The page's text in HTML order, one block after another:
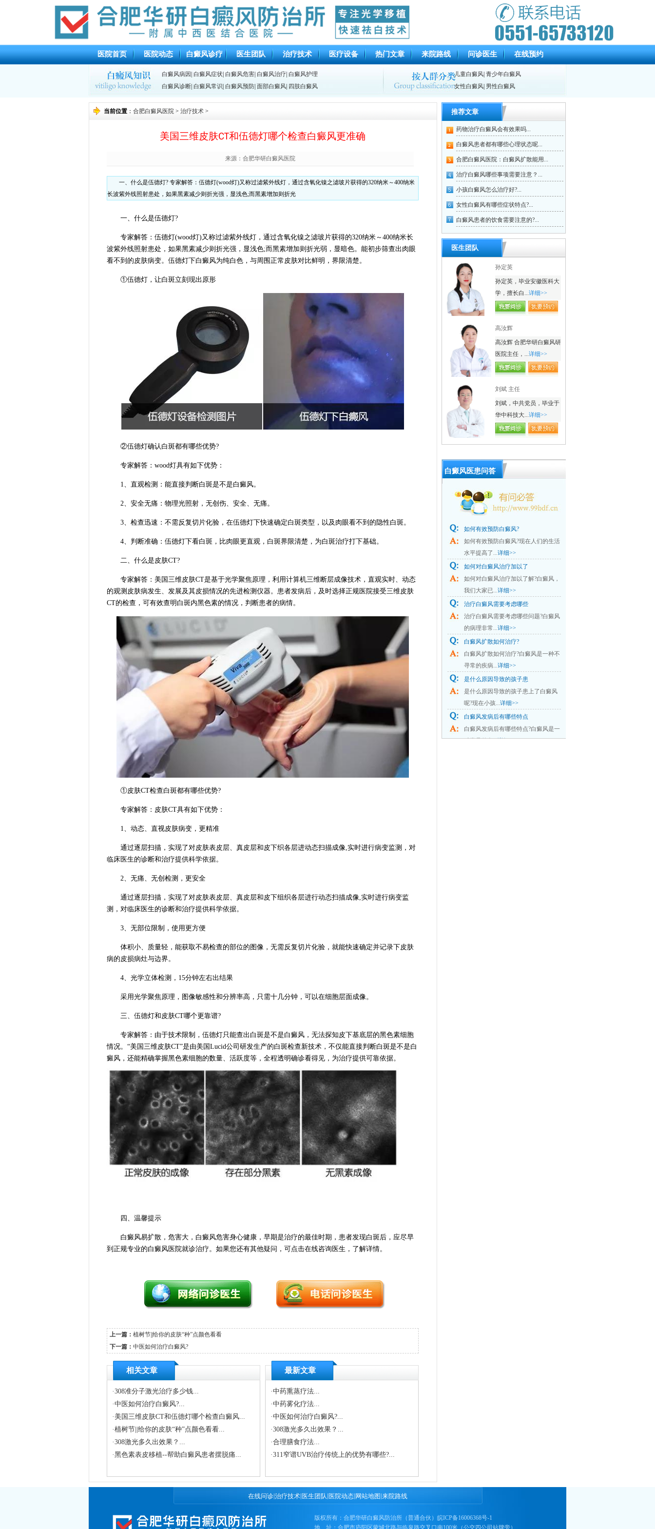
医院首页 医院动态 白癜风诊疗 医生团队 治疗技术 医疗设备 热门文章 来院路线 问诊医生 在线预约
白癜风病因 白癜风症状 白癜风危害 白癜风治疗 白癜风护理
白癜风诊断 白癜风常识 白癜风预防 面部白癜风 四肢白癜风
儿童白癜风 青少年白癜风
女性白癜风 男性白癜风
当前位置 ： 合肥白癜风医院 > 治疗技术 >
美国三维皮肤CT和伍德灯哪个检查白癜风更准确
来源：合肥华研白癜风医院
一、什么是伍德灯? 专家解答：伍德灯(wood灯)又称过滤紫外线灯，通过含氧化镍之滤玻片获得的320纳米～400纳米
长波紫外线照射患处，如果黑素减少则折光强，显浅色;而黑素增加则折光
一、什么是伍德灯?
专家解答：伍德灯(wood灯)又称过滤紫外线灯，通过含氧化镍之滤玻片获得的320纳米～400纳米长
波紫外线照射患处，如果黑素减少则折光强，显浅色;而黑素增加则折光弱，显暗色。能初步筛查出肉眼
看不到的皮肤病变。伍德灯下白癜风为纯白色，与周围正常皮肤对比鲜明，界限清楚。
①伍德灯，让白斑立刻现出原形
②伍德灯确认白斑都有哪些优势?
专家解答：wood灯具有如下优势：
1、直观检测：能直接判断白斑是不是白癜风。
2、安全无痛：物理光照射，无创伤、安全、无痛。
3、检查迅速：不需反复切片化验，在伍德灯下快速确定白斑类型，以及肉眼看不到的隐性白斑。
4、判断准确：伍德灯下看白斑，比肉眼更直观，白斑界限清楚，为白斑治疗打下基础。
二、什么是皮肤CT?
专家解答：美国三维皮肤CT是基于光学聚焦原理，利用计算机三维断层成像技术，直观实时、动态
的观测皮肤病发生、发展及其皮损情况的先进检测仪器。患者发病后，及时选择正规医院接受三维皮肤
CT的检查，可有效查明白斑内黑色素的情况，判断患者的病情。
①皮肤CT检查白斑都有哪些优势?
专家解答：皮肤CT具有如下优势：
1、动态、直视皮肤病变，更精准
通过逐层扫描，实现了对皮肤表皮层、真皮层和皮下织各层进动态扫描成像,实时进行病变监测，对
临床医生的诊断和治疗提供科学依据。
2、无痛、无创检测，更安全
通过逐层扫描，实现了对皮肤表皮层、真皮层和皮下组织各层进行动态扫描成像,实时进行病变监
测，对临床医生的诊断和治疗提供科学依据。
3、无部位限制，使用更方便
体积小、质量轻，能获取不易检查的部位的图像，无需反复切片化验，就能快速确定并记录下皮肤
病的皮损病灶与边界。
4、光学立体检测，15分钟左右出结果
采用光学聚焦原理，图像敏感性和分辨率高，只需十几分钟，可以在细胞层面成像。
三、伍德灯和皮肤CT哪个更靠谱?
专家解答：由于技术限制，伍德灯只能查出白斑是不是白癜风，无法探知皮下基底层的黑色素细胞
情况。“美国三维皮肤CT”是由美国Lucid公司研发生产的白斑检查新技术，不仅能直接判断白斑是不是白
癜风，还能精确掌握黑色素细胞的数量、活跃度等，全程透明确诊看得见，为治疗提供可靠依据。
四、温馨提示
白癜风易扩散，危害大，白癜风危害身心健康，早期是治疗的最佳时期，患者发现白斑后，应尽早
到正规专业的白癜风医院就诊治疗。如果您还有其他疑问，可点击在线咨询医生，了解详情。
上一篇： 植树节||给你的皮肤“种”点颜色看看
下一篇： 中医如何治疗白癜风?
相关文章
·308准分子激光治疗多少钱...
·中医如何治疗白癜风?...
· 美国三维皮肤CT和伍德灯哪个检查白癜风...
·植树节||给你的皮肤“种”点颜色看看...
·308激光多久出效果？...
·黑色素表皮移植--帮助白癜风患者摆脱痛...
最新文章
·中药熏蒸疗法...
·中药雾化疗法...
·中医如何治疗白癜风?...
·308激光多久出效果？...
·合理膳食疗法...
·311窄谱UVB治疗传统上的优势有哪些?...
推荐文章
药物治疗白癜风会有效果吗...
白癜风患者都有哪些心理状态呢...
合肥白癜风医院：白癜风扩散能用...
治疗白癜风哪些事项需要注意？...
小孩白癜风怎么治疗好?...
女性白癜风有哪些症状特点?...
白癜风患者的饮食需要注意的?...
医生团队
孙定英
孙定英，毕业安徽医科大
学，擅长白...详细>>
高汝辉
高汝辉 合肥华研白癜风研
医院主任，...详细>>
刘斌 主任
刘斌，中共党员，毕业于
华中科技大...详细>>
白癜风医患问答
如何有效预防白癜风?
如何有效预防白癜风?现在人们的生活
水平提高了...详细>>
如何对白癜风治疗加以了
如何对白癜风治疗加以了解?白癜风，
我们大家已...详细>>
治疗白癜风需要考虑哪些
治疗白癜风需要考虑哪些问题?白癜风
的病理非常...详细>>
白癜风扩散如何治疗?
白癜风扩散如何治疗?白癜风是一种不
寻常的疾病...详细>>
是什么原因导致的孩子患
是什么原因导致的孩子患上了白癜风
呢?现在小孩...详细>>
白癜风发病后有哪些特点
白癜风发病后有哪些特点?白癜风是一
种常见的色...详细>>
在线问诊|治疗技术|医生团队 |医院动态| 网站地图 |来院路线
版权所有：合肥华研白癜风防治所（普通合伙） 皖ICP备16006368号-1
地 址：合肥市庐阳区蒙城北路与临泉路交叉口南100米（公交四公司站牌旁）